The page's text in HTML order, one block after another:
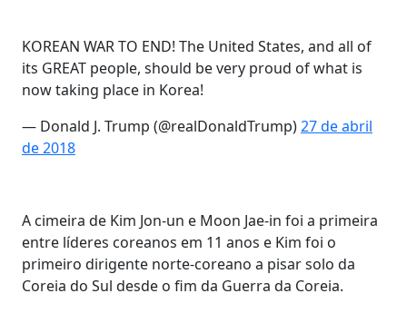
KOREAN WAR TO END! The United States, and all of
its GREAT people, should be very proud of what is
now taking place in Korea!
— Donald J. Trump (@realDonaldTrump)27 de abril
de 2018
A cimeira de Kim Jon-un e Moon Jae-in foi a primeira
entre líderes coreanos em 11 anos e Kim foi o
primeiro dirigente norte-coreano a pisar solo da
Coreia do Sul desde o fim da Guerra da Coreia.